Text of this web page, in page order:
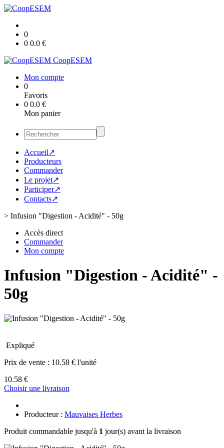
0
0 0.0 €
CoopESEM
Mon compte
0
Favoris
0 0.0 €
Mon panier
Accueil↗
Producteurs
Commander
Le projet↗
Participer↗
Contacts↗
> Infusion "Digestion - Acidité" - 50g
Accès direct
Commander
Mon compte
Infusion "Digestion - Acidité" -
50g
Expliqué
Prix de vente : 10.58 € l'unité
10.58 €
Choisir une livraison
Producteur : Mauvaises Herbes
Produit commandable jusqu'à 1 jour(s) avant la livraison